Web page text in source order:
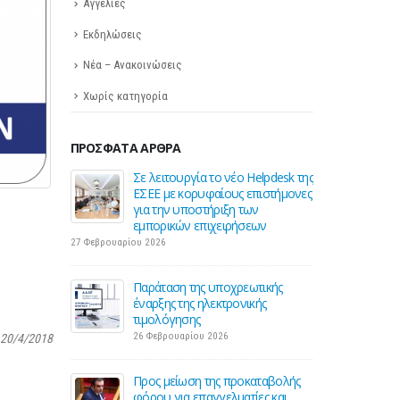
4/2018
Αγγελίες
Εκδηλώσεις
Νέα – Ανακοινώσεις
Χωρίς κατηγορία
ΠΡΌΣΦΑΤΑ ΆΡΘΡΑ
την
της
την
1 στις 2
Σε λειτουργία το νέο Helpdesk της
ΕΣΕΕ με κορυφαίους επιστήμονες
για την υποστήριξη των
εμπορικών επιχειρήσεων
27 Φεβρουαρίου 2026
Παράταση της υποχρεωτικής
έναρξης της ηλεκτρονικής
τιμολόγησης
26 Φεβρουαρίου 2026
Προς μείωση της προκαταβολής